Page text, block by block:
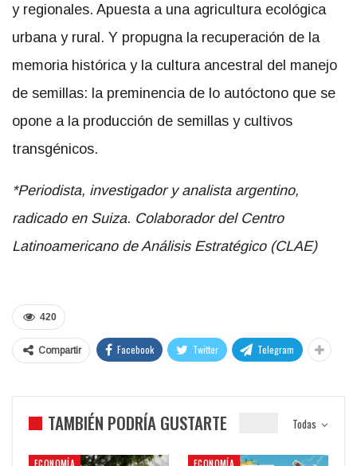
y regionales. Apuesta a una agricultura ecológica
urbana y rural. Y propugna la recuperación de la
memoria histórica y la cultura ancestral del manejo
de semillas: la preminencia de lo autóctono que se
opone a la producción de semillas y cultivos
transgénicos.
*Periodista, investigador y analista argentino,
radicado en Suiza. Colaborador del Centro
Latinoamericano de Análisis Estratégico (CLAE)
420
Compartir Facebook Twitter Telegram
Todas
TAMBIÉN PODRÍA GUSTARTE